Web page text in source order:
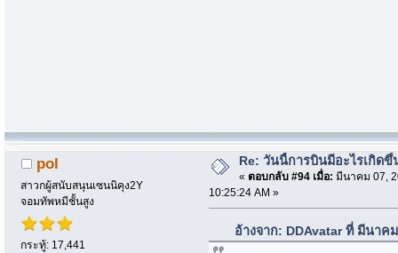
pol
สาวกผู้สนับสนุนเซนนิคุง2Y
จอมทัพหมีชั้นสูง
กระทู้: 17,441
Re: วันนี้การบินมีอะไรเกิดขึ้
« ตอบกลับ #94 เมื่อ: มีนาคม 07,
10:25:24 AM »
อ้างจาก: DDAvatar ที่ มีนาค